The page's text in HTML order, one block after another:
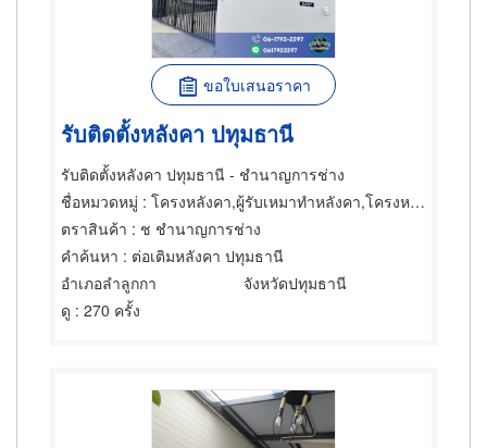
ขอใบเสนอราคา
รับติดตั้งหลังคา ปทุมธานี
รับติดตั้งหลังคา ปทุมธานี - ชำนาญการช่าง
ชื่อหมวดหมู่ : โครงหลังคา,ผู้รับเหมาทำหลังคา,โครงหลังคา
ตราสินค้า : ช ชำนาญการช่าง
คำค้นหา : ต่อเติมหลังคา ปทุมธานี
อำเภอลำลูกกา
จังหวัดปทุมธานี
ดู : 270 ครั้ง